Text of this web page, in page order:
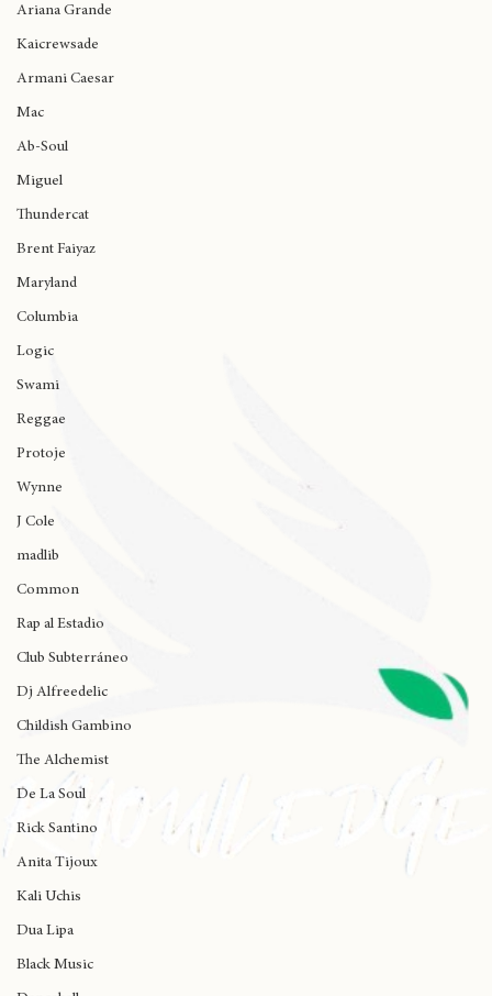
Kendrick Lamar
Ariana Grande
Kaicrewsade
Armani Caesar
Mac
Ab-Soul
Miguel
Thundercat
Brent Faiyaz
Maryland
Columbia
Logic
Swami
Reggae
Protoje
Wynne
J Cole
madlib
Common
Rap al Estadio
Club Subterráneo
Dj Alfreedelic
Childish Gambino
The Alchemist
De La Soul
Rick Santino
Anita Tijoux
Kali Uchis
Dua Lipa